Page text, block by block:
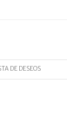
DE DESEOS